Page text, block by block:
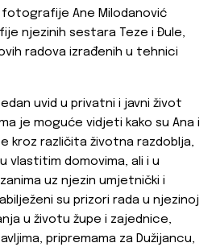
fotografije Ane Milodanović
njezinih sestara Teze i Đule,
radova izrađenih u tehnici
uvid u privatni i javni život
je moguće vidjeti kako su Ana i
kroz različita životna razdoblja,
vlastitim domovima, ali i u
uz njezin umjetnički i
su prizori rada u njezinoj
u životu župe i zajednice,
pripremama za Dužijancu,